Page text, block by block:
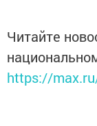
Читайте
https://